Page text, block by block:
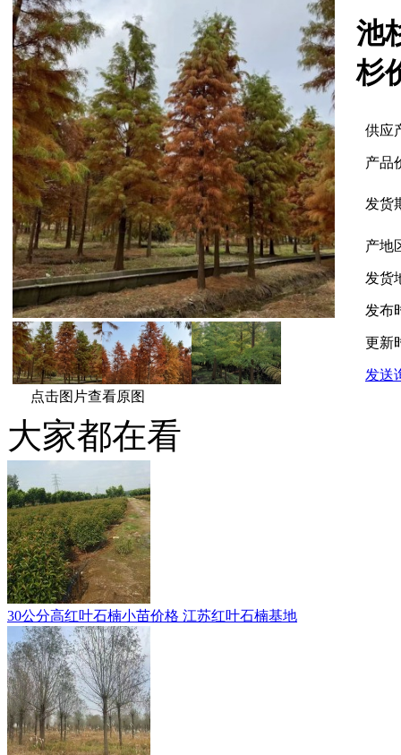
点击图片查看原图
池
杉
供应
产品
发货
产地
发货
发布
更新
发送
大家都在看
30公分高红叶石楠小苗价格 江苏红叶石楠基地